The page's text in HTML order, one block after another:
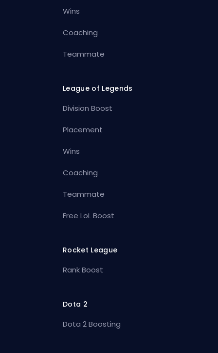
Wins
Coaching
Teammate
League of Legends
Division Boost
Placement
Wins
Coaching
Teammate
Free LoL Boost
Rocket League
Rank Boost
Dota 2
Dota 2 Boosting